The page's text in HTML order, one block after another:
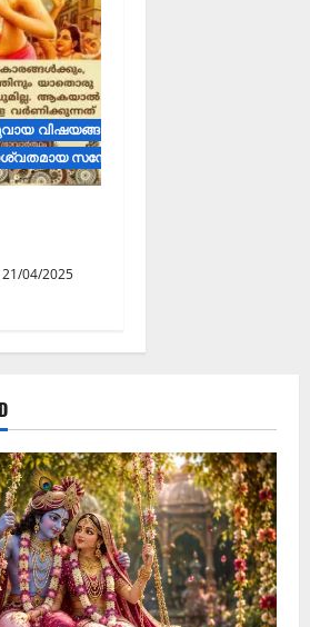
വിഷയങ്ങള്‍ (Posters)
സന്തോഷം (POSTERS)
21/04/2025